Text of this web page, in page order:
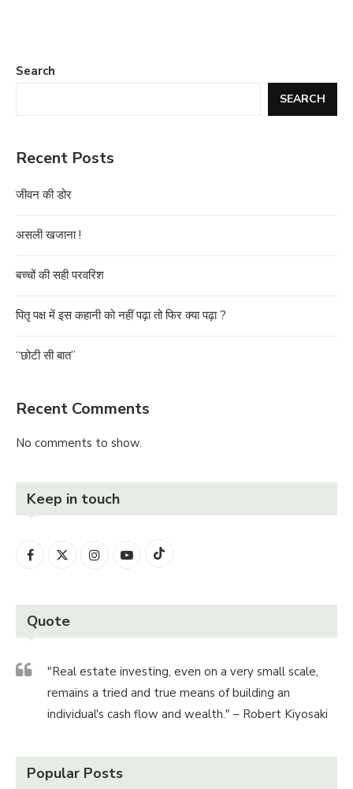
Search
SEARCH
Recent Posts
जीवन की डोर
असली खजाना !
बच्चों की सही परवरिश
पितृ पक्ष में इस कहानी को नहीं पढ़ा तो फिर क्या पढ़ा ?
“छोटी सी बात”
Recent Comments
No comments to show.
Keep in touch
Quote
"Real estate investing, even on a very small scale,
remains a tried and true means of building an
individual's cash flow and wealth." – Robert Kiyosaki
Popular Posts